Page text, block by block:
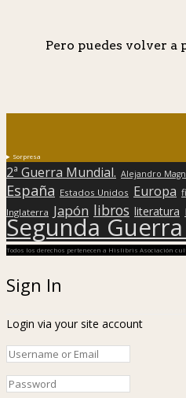
Pero puedes volver a
Sorpresa
2ª Guerra Mundial. Alejandro
España Estados Unidos Europa
Inglaterra Japón libros literatura
Segunda
Todos los derechos pertenecen a Hislibris Asociación
Sign In
Login via your site account